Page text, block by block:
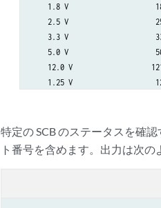
DRAM
Memory utilization
    CPU utilization:
User
Background
Kernel
Model
Serial ID
Start time
1.8 V
2.5 V
3.3 V
5.0 V
12.0 V
1.25 V
12 V RE
  Power 2
11.3 V bias PEM
特定の SCB のステータスを確認
ト番号を含めます。出力は次の